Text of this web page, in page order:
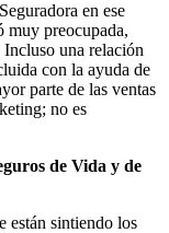
en ese
muy preocupada,
una relación
con la ayuda de
parte de las ventas
no es
de Vida y de
están sintiendo los